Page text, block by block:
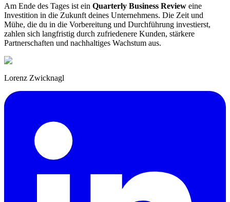
Am Ende des Tages ist ein Quarterly Business Review eine
Investition in die Zukunft deines Unternehmens. Die Zeit und
Mühe, die du in die Vorbereitung und Durchführung investierst,
zahlen sich langfristig durch zufriedenere Kunden, stärkere
Partnerschaften und nachhaltiges Wachstum aus.
Lorenz Zwicknagl